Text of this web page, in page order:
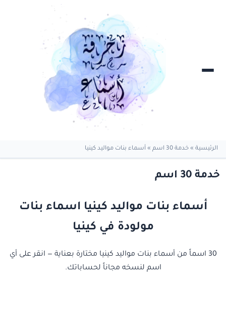
الرئيسية » خدمة 30 اسم » أسماء بنات مواليد كينيا
خدمة 30 اسم
أسماء بنات مواليد كينيا اسماء بنات
مولودة في كينيا
30 اسماً من أسماء بنات مواليد كينيا مختارة بعناية — انقر على أي
اسم لنسخه مجاناً لحساباتك.